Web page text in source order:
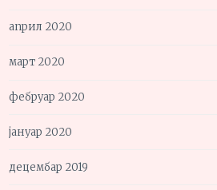
април 2020
март 2020
фебруар 2020
јануар 2020
децембар 2019